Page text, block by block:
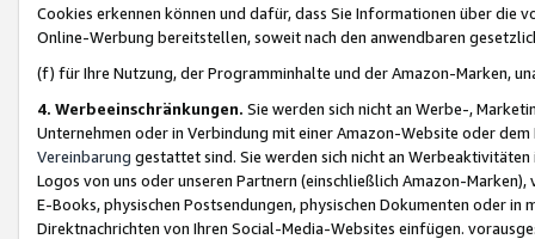
Cookies erkennen können und dafür, dass Sie Informationen über die
Online-Werbung bereitstellen, soweit nach den anwendbaren
(f) für Ihre Nutzung, der Programminhalte und der Amazon-Marken,
4. Werbeeinschränkungen. Sie werden sich nicht an Werbe-,
Unternehmen oder in Verbindung mit einer Amazon-Website oder
Vereinbarung gestattet sind. Sie werden sich nicht an
Logos von uns oder unseren Partnern (einschließlich Amazon-
E-Books, physischen Postsendungen, physischen Dokumenten oder in
Direktnachrichten von Ihren Social-Media-Websites einfügen.